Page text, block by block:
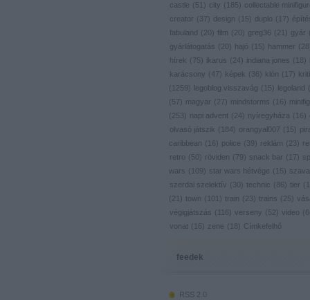
castle ( 51 ) city ( 185) collectable
creator ( 37) design ( 15) duplo ( 17)
fabuland ( 20) film ( 20) greg36 ( 21 ) gyár (
gyárlátogatás ( 20) hajó ( 15) hammer ( 28
hírek ( 75) ikarus ( 24) indiana jones ( 18 )
karácsony ( 47) képek ( 36 ) klón ( 17)
(
1259) legoblog visszavág ( 15) legoland (
( 57) magyar ( 27) mindstorms ( 16 ) minifig
( 253) napi advent ( 24) nyíregyháza ( 16 )
olvasó játszik ( 184) orangyal007 ( 15)
caribbean ( 16 ) police ( 39) reklám ( 23)
retro ( 50) röviden ( 79) snack bar ( 17)
wars ( 109) star wars hétvége ( 15)
szerdai szelektív ( 30) technic ( 86 ) tier (
( 21 ) town ( 101 ) train ( 23) trains ( 25)
végigjátszás ( 116 ) verseny ( 52) video (
vonat ( 16 ) zene ( 18 ) Címkefelhő
feedek
RSS 2.0